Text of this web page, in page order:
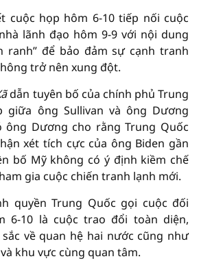
cuộc họp hôm 6-10 tiếp nối cuộc
lãnh đạo hôm 9-9 với nội dung
ranh” để bảo đảm sự cạnh tranh
trở nên xung đột.
dẫn tuyên bố của chính phủ Trung
giữa ông Sullivan và ông Dương
ông Dương cho rằng Trung Quốc
xét tích cực của ông Biden gần
bố Mỹ không có ý định kiềm chế
gia cuộc chiến tranh lạnh mới.
quyền Trung Quốc gọi cuộc đối
6-10 là cuộc trao đổi toàn diện,
về quan hệ hai nước cũng như
khu vực cùng quan tâm.